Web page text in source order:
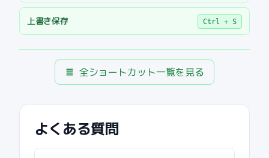
上書き保存 Ctrl + S
全ショートカット一覧を見る
よくある質問